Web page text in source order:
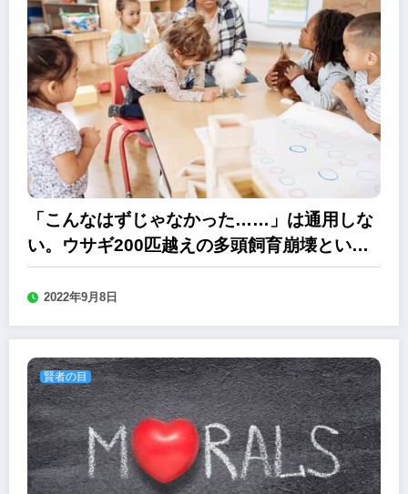
「こんなはずじゃなかった……」は通用しな
い。ウサギ200匹越えの多頭飼育崩壊という
愚行
2022年9月8日
賢者の目